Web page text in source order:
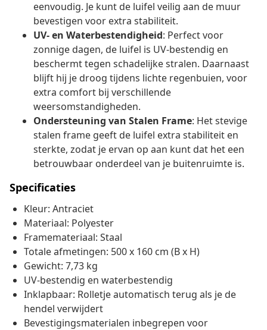
eenvoudig. Je kunt de luifel veilig aan de muur
bevestigen voor extra stabiliteit.
UV- en Waterbestendigheid: Perfect voor
zonnige dagen, de luifel is UV-bestendig en
beschermt tegen schadelijke stralen. Daarnaast
blijft hij je droog tijdens lichte regenbuien, voor
extra comfort bij verschillende
weersomstandigheden.
Ondersteuning van Stalen Frame: Het stevige
stalen frame geeft de luifel extra stabiliteit en
sterkte, zodat je ervan op aan kunt dat het een
betrouwbaar onderdeel van je buitenruimte is.
Specificaties
Kleur: Antraciet
Materiaal: Polyester
Framemateriaal: Staal
Totale afmetingen: 500 x 160 cm (B x H)
Gewicht: 7,73 kg
UV-bestendig en waterbestendig
Inklapbaar: Rolletje automatisch terug als je de
hendel verwijdert
Bevestigingsmaterialen inbegrepen voor